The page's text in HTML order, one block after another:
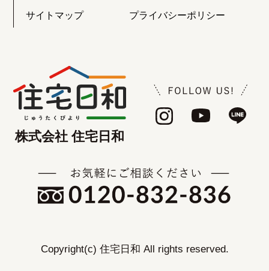
サイトマップ プライバシーポリシー
株式会社 住宅日和
Copyright(c) 住宅日和 All rights reserved.